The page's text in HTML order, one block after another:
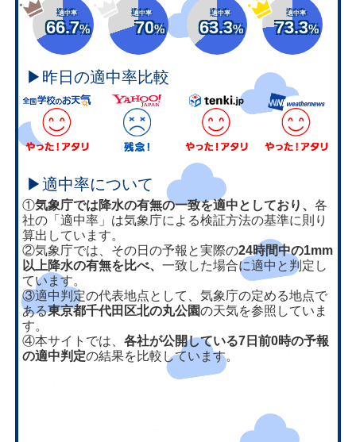
適中率
66.7%
適中率
70%
適中率
63.3%
適中率
73.3%
▶昨日の適中率比較
▶適中率について
①気象庁では降水の有無の一致を適中としており、各
社の「適中率」は気象庁による検証方法の基準に則り
算出しています。
②気象庁では、その日の予報と実際の24時間中の1mm
以上降水の有無を比べ、一致した場合に適中と判定し
ています。
③適中判定の代表地点として、気象庁の定める地点で
ある東京都千代田区北の丸公園の天気を参照していま
す。
④本サイトでは、各社が公開している7日前0時の予報
の適中判定の結果を比較しています。